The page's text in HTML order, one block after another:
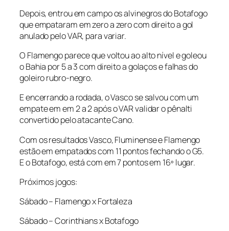
Depois, entrou em campo os alvinegros do Botafogo
que empataram em zero a zero com direito a gol
anulado pelo VAR, para variar.
O Flamengo parece que voltou ao alto nível e goleou
o Bahia por 5 a 3 com direito a golaços e falhas do
goleiro rubro-negro.
E encerrando a rodada, o Vasco se salvou com um
empate em em 2 a 2 após o VAR validar o pênalti
convertido pelo atacante Cano.
Com os resultados Vasco, Fluminense e Flamengo
estão em empatados com 11 pontos fechando o G5.
E o Botafogo, está com em 7 pontos em 16º lugar.
Próximos jogos:
Sábado – Flamengo x Fortaleza
Sábado – Corinthians x Botafogo